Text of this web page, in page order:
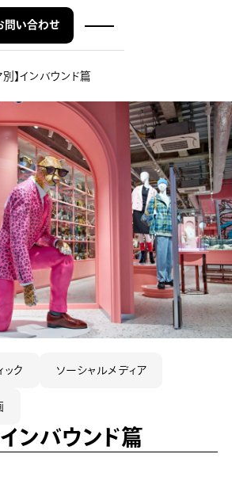
CO.,LTD.
問い合わせ
別】インバウンド篇
ック ソーシャルメディア
インバウンド篇